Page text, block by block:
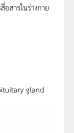
สารในร่างกาย
gland